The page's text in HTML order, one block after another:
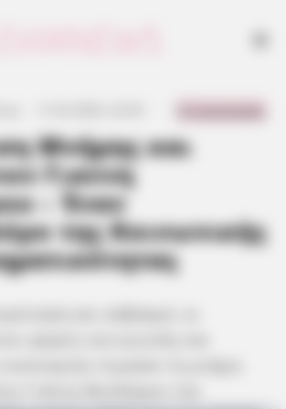
Μνήμης και
Γιαννη
– Έναν
της Κοινωνικής